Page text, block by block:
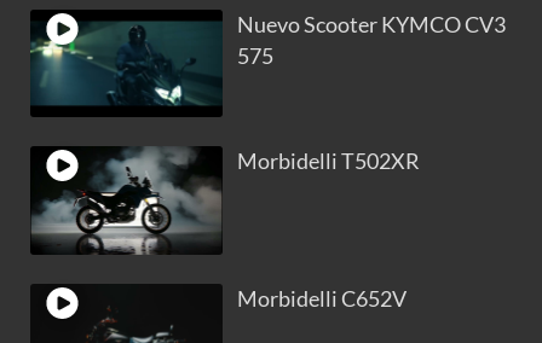
Nuevo Scooter KYMCO CV3
575
Morbidelli T502XR
Morbidelli C652V